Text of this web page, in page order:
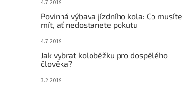
4.7.2019
Povinná výbava jízdního kola: Co musíte
mít, ať nedostanete pokutu
4.7.2019
Jak vybrat koloběžku pro dospělého
člověka?
3.2.2019